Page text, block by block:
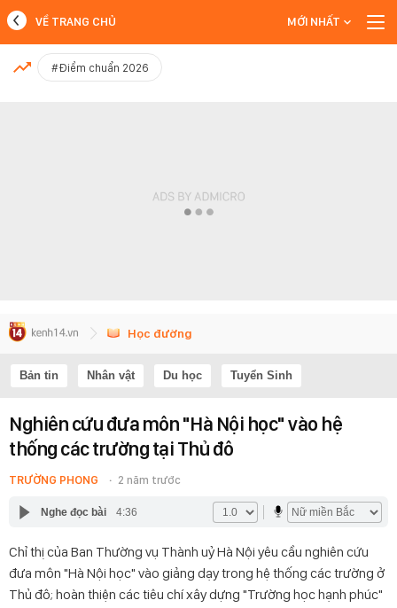
MỚI NHẤT
VỀ TRANG CHỦ MỚI NHẤT
#Điểm chuẩn 2026
Học đường
Bản tin Nhân vật Du học Tuyển Sinh
Nghiên cứu đưa môn "Hà Nội học" vào hệ
thống các trường tại Thủ đô
TRƯỜNG PHONG 2 năm trước
Nghe đọc bài 4:36
Chỉ thị của Ban Thường vụ Thành uỷ Hà Nội yêu cầu nghiên cứu
đưa môn "Hà Nội học" vào giảng dạy trong hệ thống các trường ở
Thủ đô; hoàn thiện các tiêu chí xây dựng "Trường học hạnh phúc"